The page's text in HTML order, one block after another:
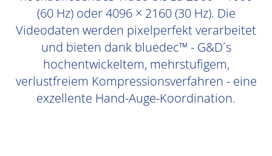
(60 Hz) oder 4096 × 2160 (30 Hz). Die
Videodaten werden pixelperfekt verarbeitet
und bieten dank bluedec™ - G&D´s
hochentwickeltem, mehrstufigem,
verlustfreiem Kompressionsverfahren - eine
exzellente Hand-Auge-Koordination.